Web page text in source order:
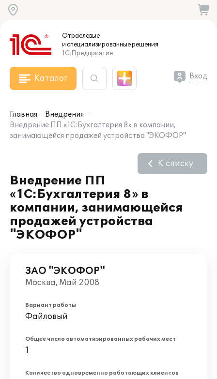
Отраслевые
и специализированныерешения
1С:Предприятие
Каталог Вход
Главная
Внедрения
Внедрение ПП «1С:Бухгалтерия 8» в компании,
занимающейся продажей устройства "ЭКОФОР"
Внедрение ПП
«1С:Бухгалтерия 8» в
компании, занимающейся
продажей устройства
"ЭКОФОР"
К списку
ЗАО "ЭКОФОР"
Москва, Май 2008
Вариант работы
Файловый
Общее число автоматизированных рабочих мест
1
Количество одновременно работающих клиентов